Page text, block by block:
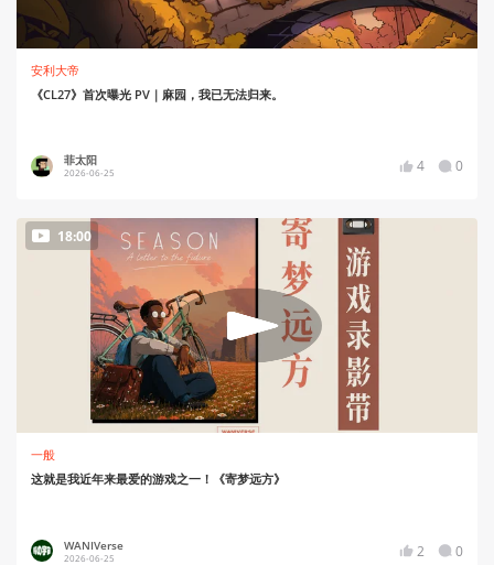
安利大帝
《CL27》首次曝光 PV｜麻园，我已无法归来。
菲太阳
2026-06-25 4 0
18:00
一般
这就是我近年来最爱的游戏之一！《寄梦远方》
WANIVerse
2026-06-25 2 0